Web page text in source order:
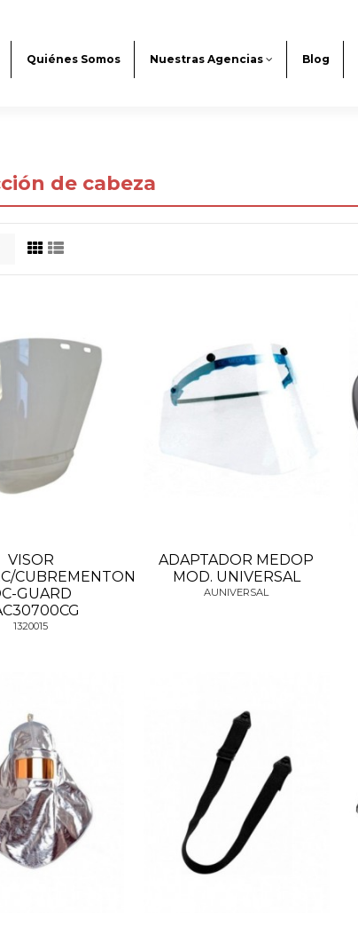
Quiénes Somos Nuestras Agencias Blog
de cabeza
VISOR
CUBREMENTON
GUARD
1320015
ADAPTADOR MEDOP
MOD. UNIVERSAL
AUNIVERSAL